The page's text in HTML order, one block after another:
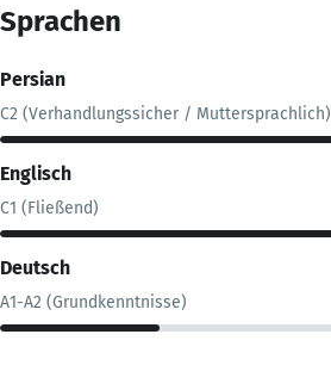
Sprachen
Persian
C2 (Verhandlungssicher / Muttersprachlich)
Englisch
C1 (Fließend)
Deutsch
A1-A2 (Grundkenntnisse)